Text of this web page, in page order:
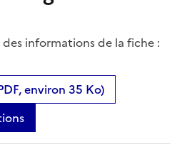
informations de la fiche :
environ 35 Ko)